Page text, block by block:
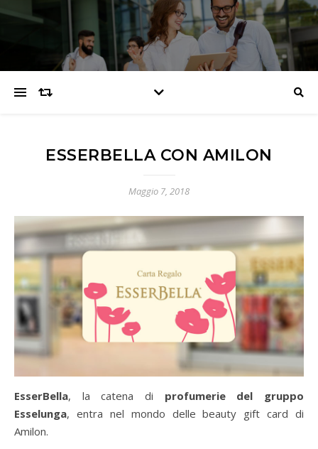
ESSERBELLA CON AMILON
Maggio 7, 2018
EsserBella, la catena di profumerie del gruppo
Esselunga, entra nel mondo delle beauty gift card di
Amilon.